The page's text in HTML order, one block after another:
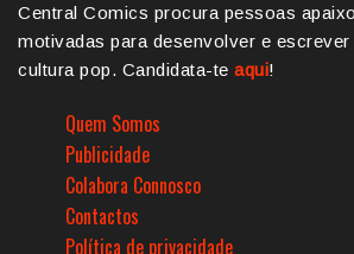
Central Comics procura pessoas
motivadas para desenvolver e
cultura pop. Candidata-te aqui!
Quem Somos
Publicidade
Colabora Connosco
Contactos
Política de privacidade